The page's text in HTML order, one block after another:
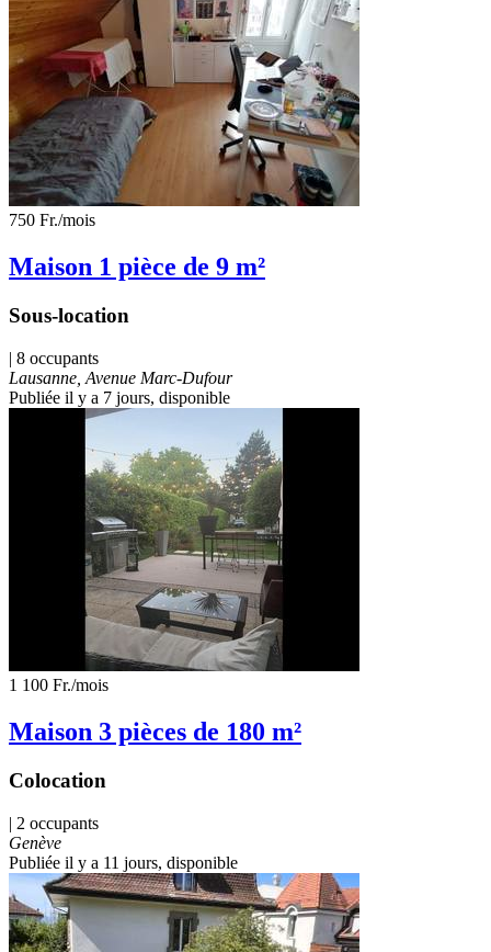
750 Fr./mois
Maison 1 pièce de 9 m²
Sous-location
| 8 occupants
Lausanne, Avenue Marc-Dufour
Publiée il y a 7 jours, disponible
1 100 Fr./mois
Maison 3 pièces de 180 m²
Colocation
| 2 occupants
Genève
Publiée il y a 11 jours, disponible